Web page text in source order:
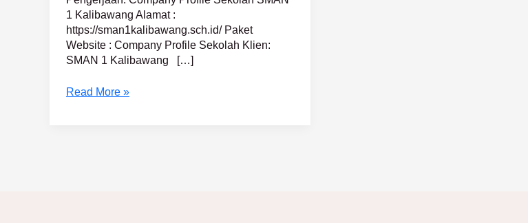
1 Kalibawang Alamat :
https://sman1kalibawang.sch.id/ Paket
Website : Company Profile Sekolah Klien:
SMAN 1 Kalibawang […]
Read More »